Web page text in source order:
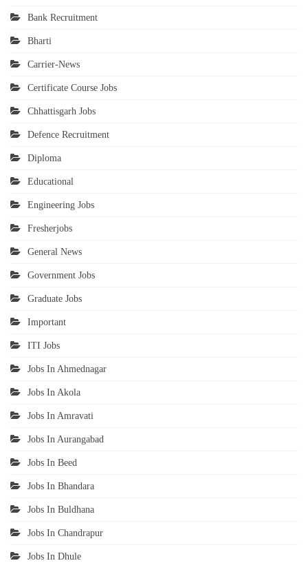
Bank Recruitment
Bharti
Carrier-News
Certificate Course Jobs
Chhattisgarh Jobs
Defence Recruitment
Diploma
Educational
Engineering Jobs
Fresherjobs
General News
Government Jobs
Graduate Jobs
Important
ITI Jobs
Jobs In Ahmednagar
Jobs In Akola
Jobs In Amravati
Jobs In Aurangabad
Jobs In Beed
Jobs In Bhandara
Jobs In Buldhana
Jobs In Chandrapur
Jobs In Dhule